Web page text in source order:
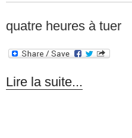
quatre heures à tuer
Lire la suite...